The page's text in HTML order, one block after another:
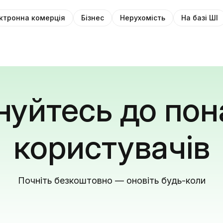
комерція Бізнес Нерухомість На базі ШІ
до
користувачів
Почніть безкоштовно — оновіть будь-коли